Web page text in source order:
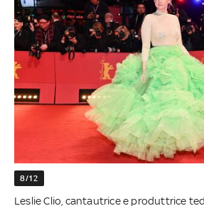
8/12
Leslie Clio, cantautrice e produttrice